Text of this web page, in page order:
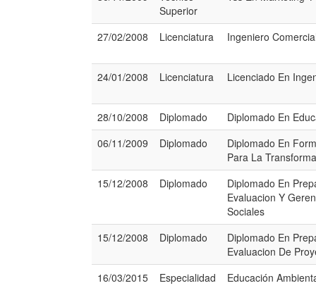
Superior
27/02/2008 Licenciatura Ingeniero
24/01/2008 Licenciatura Licenciado En
28/10/2008 Diplomado
Diplomado En
06/11/2009
Diplomado
Diplomado En
Para La
15/12/2008
Diplomado
Diplomado En
Evaluacion Y
Sociales
15/12/2008
Diplomado
Diplomado En
Evaluacion De
16/03/2015
Especialidad Educación